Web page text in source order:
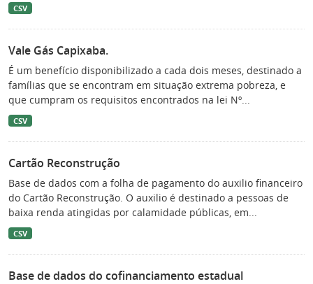
CSV
Vale Gás Capixaba.
É um benefício disponibilizado a cada dois meses, destinado a
famílias que se encontram em situação extrema pobreza, e
que cumpram os requisitos encontrados na lei Nº...
CSV
Cartão Reconstrução
Base de dados com a folha de pagamento do auxilio financeiro
do Cartão Reconstrução. O auxilio é destinado a pessoas de
baixa renda atingidas por calamidade públicas, em...
CSV
Base de dados do cofinanciamento estadual